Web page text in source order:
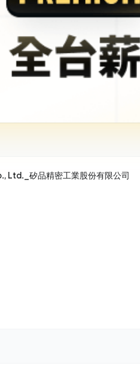
矽品精密工業股份有限公司